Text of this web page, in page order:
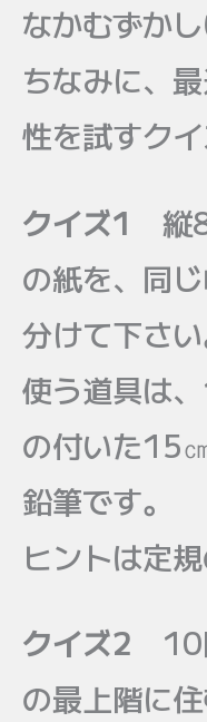
なかむずかし
ちなみに、
性を試すク
クイズ1
縦
の紙を、同
分けて下さい
使う道具は
の付いた15
鉛筆です。
ヒントは定規
クイズ2 10
の最上階に